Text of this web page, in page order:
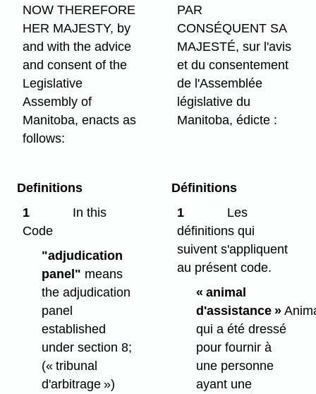
NOW THEREFORE
HER MAJESTY, by
and with the advice
and consent of the
Legislative
Assembly of
Manitoba, enacts as
follows:
PAR
CONSÉQUENT SA
MAJESTÉ, sur l'avis
et du consentement
de l'Assemblée
législative du
Manitoba, édicte :
Definitions
1
In this
Code
"adjudication
panel" means
the adjudication
panel
established
under section 8;
(« tribunal
d'arbitrage »)
Définitions
1
Les
définitions qui
suivent s'appliquent
au présent code.
« animal
d'assistance »
qui a été dressé
pour fournir à
une personne
ayant une